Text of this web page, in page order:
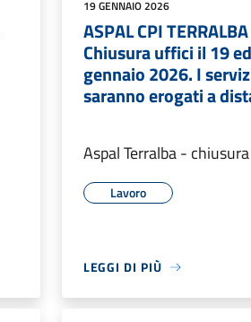
19 GENNAIO 2026
ASPAL CPI
Chiusura uffici il 19
gennaio 2026. I
saranno erogati a
Aspal Terralba -
Lavoro
LEGGI DI PIÙ